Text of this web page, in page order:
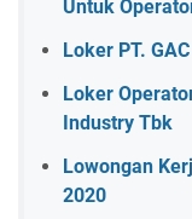
Untuk
Loker PT.
Loker
Industry Tbk
Lowongan
2020